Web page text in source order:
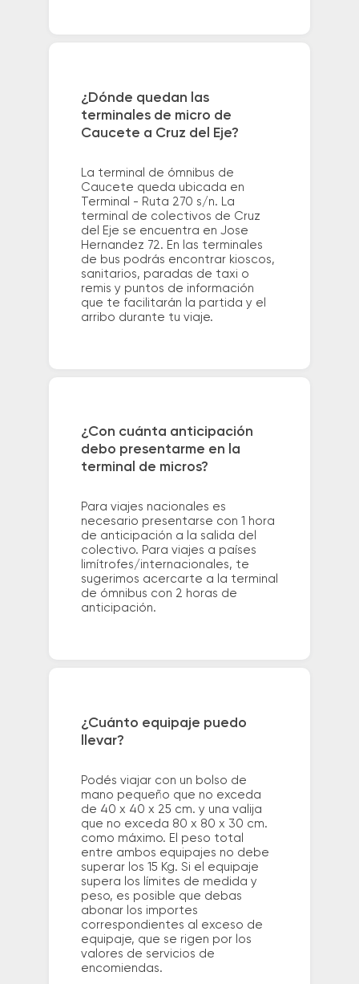
¿Dónde quedan las
terminales de micro de
Caucete a Cruz del Eje?
La terminal de ómnibus de
Caucete queda ubicada en
Terminal - Ruta 270 s/n. La
terminal de colectivos de Cruz
del Eje se encuentra en Jose
Hernandez 72. En las terminales
de bus podrás encontrar kioscos,
sanitarios, paradas de taxi o
remis y puntos de información
que te facilitarán la partida y el
arribo durante tu viaje.
¿Con cuánta anticipación
debo presentarme en la
terminal de micros?
Para viajes nacionales es
necesario presentarse con 1 hora
de anticipación a la salida del
colectivo. Para viajes a países
limítrofes/internacionales, te
sugerimos acercarte a la terminal
de ómnibus con 2 horas de
anticipación.
¿Cuánto equipaje puedo
llevar?
Podés viajar con un bolso de
mano pequeño que no exceda
de 40 x 40 x 25 cm. y una valija
que no exceda 80 x 80 x 30 cm.
como máximo. El peso total
entre ambos equipajes no debe
superar los 15 Kg. Si el equipaje
supera los límites de medida y
peso, es posible que debas
abonar los importes
correspondientes al exceso de
equipaje, que se rigen por los
valores de servicios de
encomiendas.